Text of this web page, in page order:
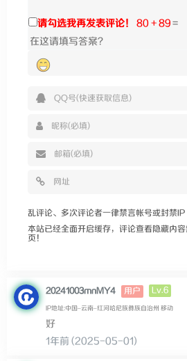
请勾选我再发表评论！ 80 + 89=
乱评论、多次评论者一律禁言帐号或封禁IP
本站已经全面开启缓存，评论查看隐藏内
页！
20241003mnMY4 用户 Lv.6
IP地址:中国–云南–红河哈尼族彝族自治州 移动
好
1年前 (2025-05-01)